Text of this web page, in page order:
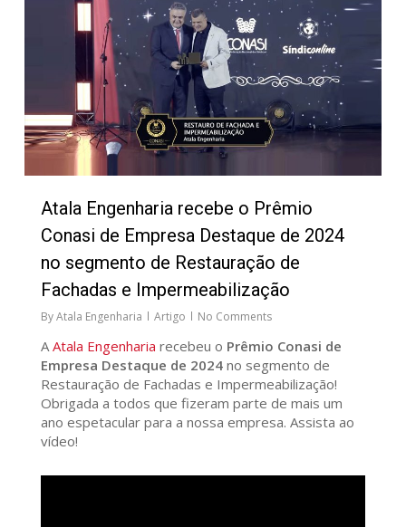
Atala Engenharia recebe o Prêmio
Conasi de Empresa Destaque de 2024
no segmento de Restauração de
Fachadas e Impermeabilização
ByAtala Engenharia Artigo No Comments
A Atala Engenharia recebeu o Prêmio Conasi de
Empresa Destaque de 2024no segmento de
Restauração de Fachadas e Impermeabilização!
Obrigada a todos que fizeram parte de mais um
ano espetacular para a nossa empresa. Assista ao
vídeo!